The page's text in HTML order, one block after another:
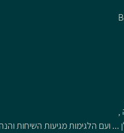
ועם הלגימות מגיעות השיחות